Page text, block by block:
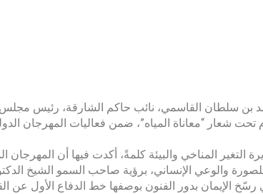
سلطان القاسمي، نائب حاكم الشارقة، رئيس مجلس
تحت شعار “معاناة المياه”، ضمن فعاليات المهرجان
التغير المناخي والبيئة كلمةً، أكدت فيها أن المهرجان
والوعي الإنساني، برؤية صاحب السمو الشيخ
الإيمان بدور الفنون بوصفها خط الدفاع الأول عن